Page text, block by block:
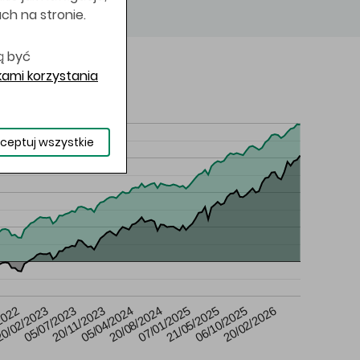
02/2023
05/07/202320/11/202305/04/202420/08/202407/01/202521/05/202506/10/202520/02/2026
na stronie.
być
korzystania
wszystkie